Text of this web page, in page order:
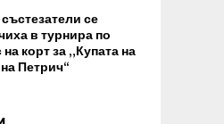
се
в турнира по
корт за „Купата на
Петрич“